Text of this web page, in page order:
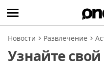
Новости Развлечение
Узнайте свой